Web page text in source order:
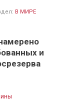
В МИРЕ
и